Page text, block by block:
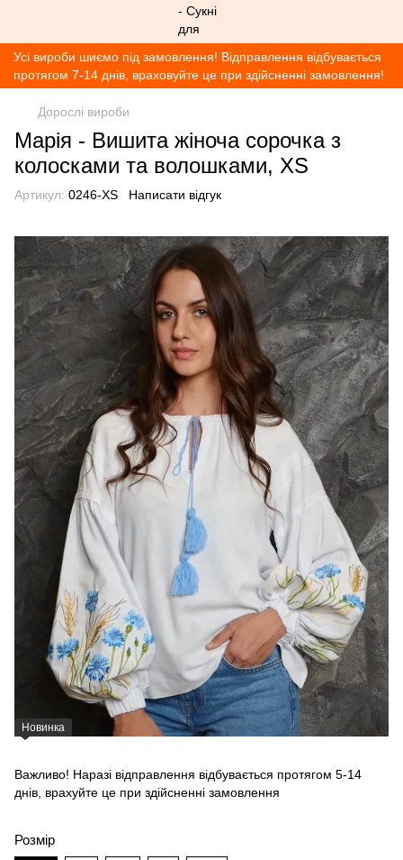
Усі вироби шиємо під замовлення! Відправлення відбувається
протягом 7-14 днів, враховуйте це при здійсненні замовлення!
Дорослі вироби
Марія - Вишита жіноча сорочка з
колосками та волошками, XS
Артикул: 0246-XS Написати відгук
Новинка
Важливо! Наразі відправлення відбувається протягом 5-14
днів, врахуйте це при здійсненні замовлення
Розмір